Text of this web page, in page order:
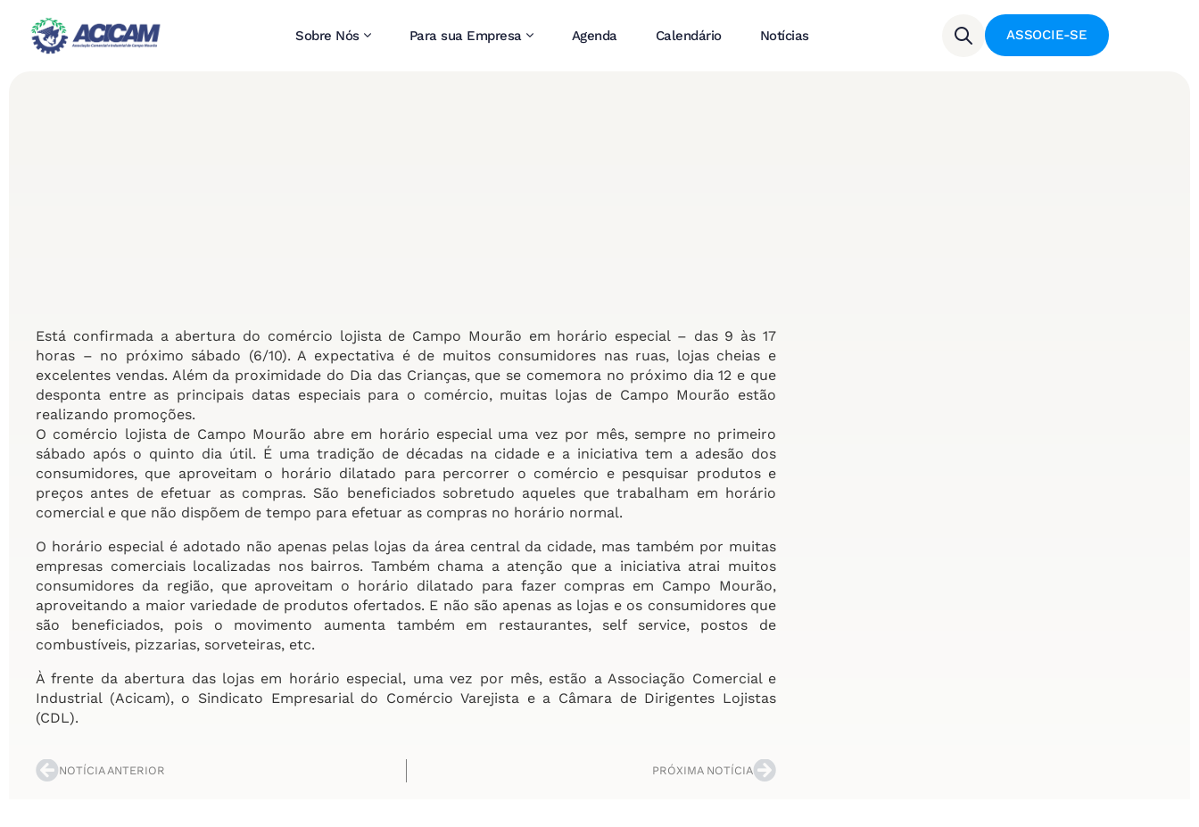
Sobre Nós Para sua Empresa Agenda Calendário Notícias ASSOCIE-SE
Está confirmada a abertura do comércio lojista de Campo Mourão em horário especial – das 9 às 17
horas – no próximo sábado (6/10). A expectativa é de muitos consumidores nas ruas, lojas cheias e
excelentes vendas. Além da proximidade do Dia das Crianças, que se comemora no próximo dia 12 e que
desponta entre as principais datas especiais para o comércio, muitas lojas de Campo Mourão estão
realizando promoções.
O comércio lojista de Campo Mourão abre em horário especial uma vez por mês, sempre no primeiro
sábado após o quinto dia útil. É uma tradição de décadas na cidade e a iniciativa tem a adesão dos
consumidores, que aproveitam o horário dilatado para percorrer o comércio e pesquisar produtos e
preços antes de efetuar as compras. São beneficiados sobretudo aqueles que trabalham em horário
comercial e que não dispõem de tempo para efetuar as compras no horário normal.
O horário especial é adotado não apenas pelas lojas da área central da cidade, mas também por muitas
empresas comerciais localizadas nos bairros. Também chama a atenção que a iniciativa atrai muitos
consumidores da região, que aproveitam o horário dilatado para fazer compras em Campo Mourão,
aproveitando a maior variedade de produtos ofertados. E não são apenas as lojas e os consumidores que
são beneficiados, pois o movimento aumenta também em restaurantes, self service, postos de
combustíveis, pizzarias, sorveteiras, etc.
À frente da abertura das lojas em horário especial, uma vez por mês, estão a Associação Comercial e
Industrial (Acicam), o Sindicato Empresarial do Comércio Varejista e a Câmara de Dirigentes Lojistas
(CDL).
NOTÍCIA ANTERIOR PRÓXIMA NOTÍCIA